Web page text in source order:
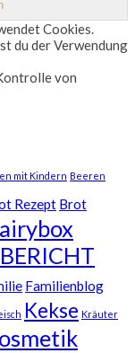
Cookies.
du der Verwendung
von
mit Kindern Beeren
Rezept Brot
Familienblog
Kekse Kräuter